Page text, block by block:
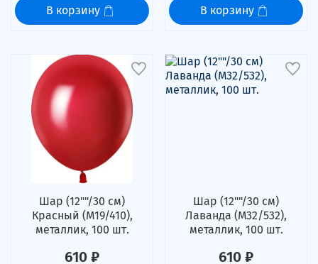
В корзину В корзину
Шар (12""/30 см)
Красный (M19/410),
металлик, 100 шт.
610 ₽
Шар (12""/30 см)
Лаванда (M32/532),
металлик, 100 шт.
610 ₽